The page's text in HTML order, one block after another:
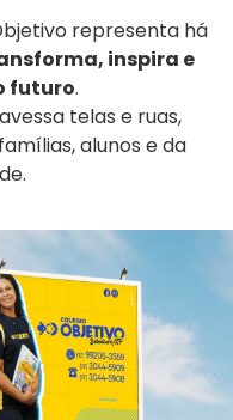
representa há
inspira e
futuro.
telas e ruas,
alunos e da